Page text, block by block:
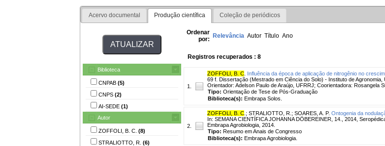
Acervo documental Produção científica Coleção de periódicos
Biblioteca
CNPAB (5)
CNPS (2)
AI-SEDE (1)
Autor
ZOFFOLI, B. C. (8)
STRALIOTTO, R. (6)
Ordenar
por: Relevância Autor Título Ano
Registros recuperados : 8
1.
ZOFFOLI, B. C Influência da época de aplicação de nitrogênio no
69 f. Dissertação (Mestrado em Ciência do Solo) - Instituto de
Orientador: Adelson Paulo de Araújo, UFRRJ; Coorientadora: Rosangela
Tipo: Orientação de Tese de Pós-Graduação
Biblioteca(s): Embrapa Solos.
2.
ZOFFOLI, B. C ; STRALIOTTO, R. ; SOARES, A. P. Ontogenia da
In: SEMANA CIENTÍFICA JOHANNA DÖBEREINER, 14., 2014,
Embrapa Agrobiologia, 2014.
Tipo: Resumo em Anais de Congresso
Biblioteca(s): Embrapa Agrobiologia.